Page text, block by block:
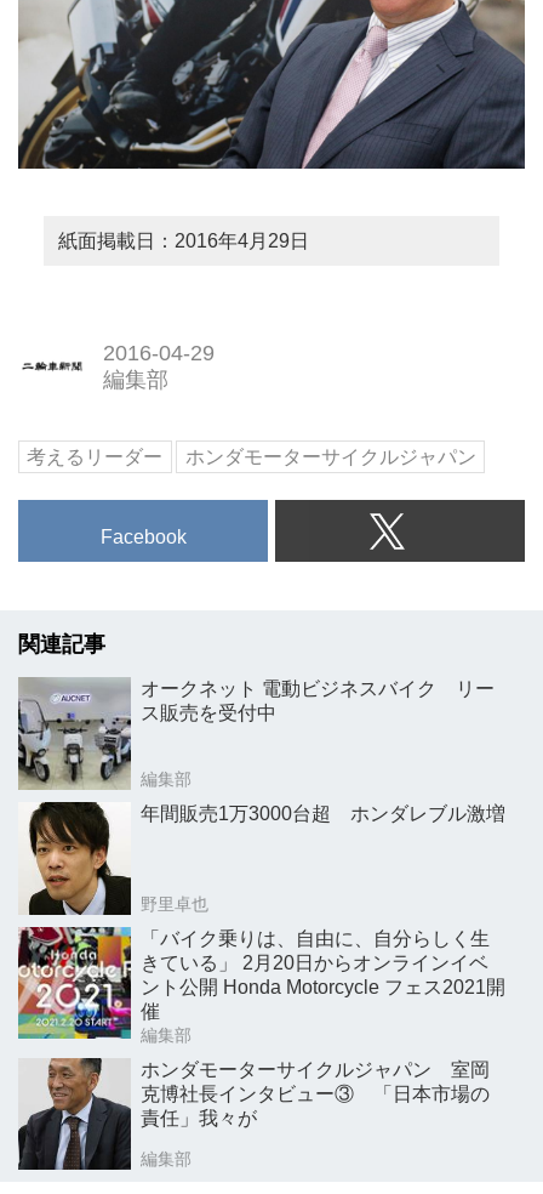
紙面掲載日：2016年4月29日
2016-04-29
編集部
考えるリーダー ホンダモーターサイクルジャパン
Facebook
関連記事
オークネット 電動ビジネスバイク リー
ス販売を受付中
編集部
年間販売1万3000台超 ホンダレブル激増
野里卓也
「バイク乗りは、自由に、自分らしく生
きている」 2月20日からオンラインイベ
ント公開 Honda Motorcycle フェス2021開
催
編集部
ホンダモーターサイクルジャパン 室岡
克博社長インタビュー③ 「日本市場の
責任」我々が
編集部